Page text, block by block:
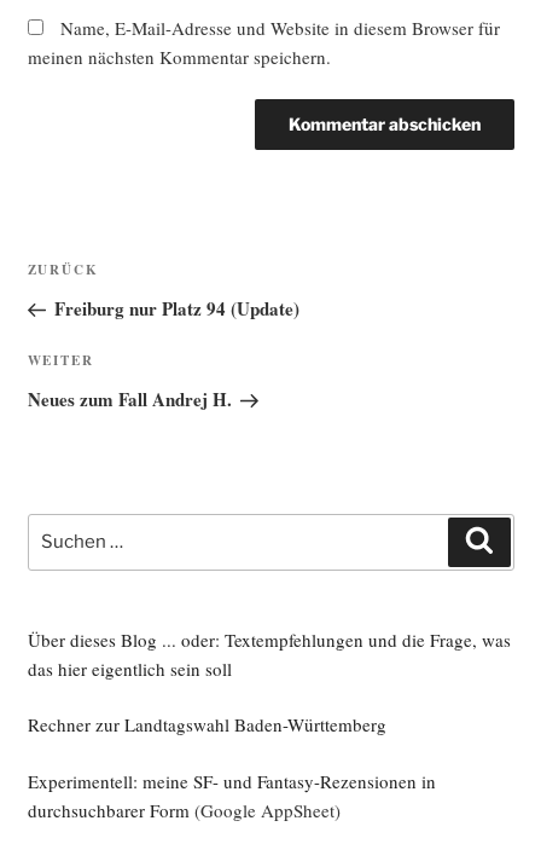
Name, E-Mail-Adresse und Website in diesem Browser für
meinen nächsten Kommentar speichern.
Beitragsnavigation
Vorheriger
Beitrag
ZURÜCK
Freiburg nur Platz 94 (Update)
Nächster
Beitrag
WEITER
Neues zum Fall Andrej H.
Suche
nach:
Über dieses Blog ... oder: Textempfehlungen und die Frage, was
das hier eigentlich sein soll
Rechner zur Landtagswahl Baden-Württemberg
Experimentell: meine SF- und Fantasy-Rezensionen in
durchsuchbarer Form (Google AppSheet)